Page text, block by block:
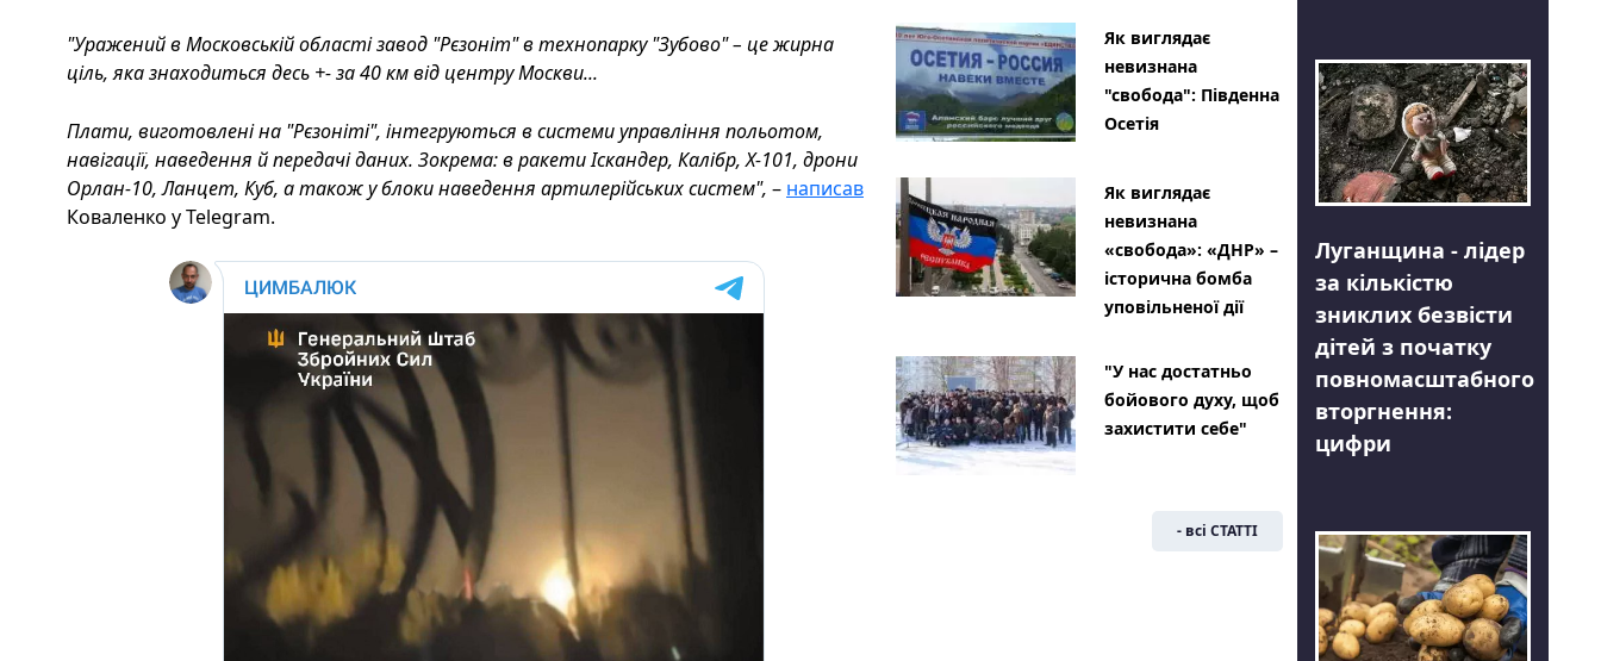
"Уражений в Московській області завод "Рєзоніт" в технопарку "Зубово" – це жирна
ціль, яка знаходиться десь +- за 40 км від центру Москви...
Плати, виготовлені на "Рєзоніт​​​​​​​і", інтегруються в системи управління польотом,
навігації, наведення й передачі даних. Зокрема: в ракети Іскандер, Калібр, Х-101, дрони
Орлан-10, Ланцет, Куб, а також у блоки наведення артилерійських систем", – написав
Коваленко у Telegram.
Як виглядає
невизнана
"свобода": Південна
Осетія
Як виглядає
невизнана
«свобода»: «ДНР» –
історична бомба
уповільненої дії
"У нас достатньо
бойового духу, щоб
захистити себе"
- всі СТАТТІ
Луганщина - лідер
за кількістю
зниклих безвісти
дітей з початку
повномасштабного
вторгнення:
цифри